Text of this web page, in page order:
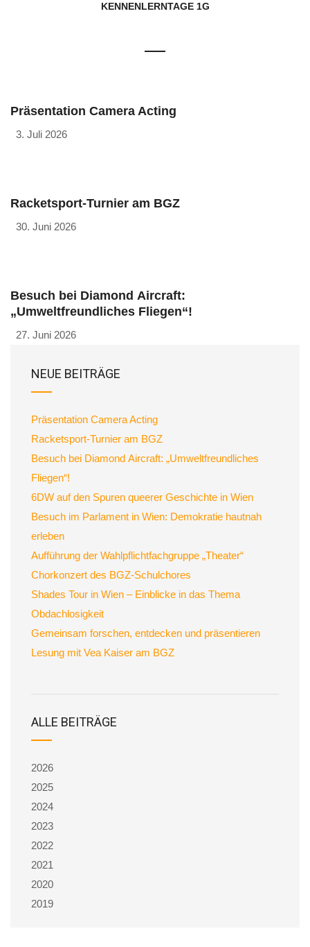
KENNENLERNTAGE 1G
Präsentation Camera Acting
3. Juli 2026
Racketsport-Turnier am BGZ
30. Juni 2026
Besuch bei Diamond Aircraft:
„Umweltfreundliches Fliegen“!
27. Juni 2026
NEUE BEITRÄGE
Präsentation Camera Acting
Racketsport-Turnier am BGZ
Besuch bei Diamond Aircraft: „Umweltfreundliches
Fliegen“!
6DW auf den Spuren queerer Geschichte in Wien
Besuch im Parlament in Wien: Demokratie hautnah
erleben
Aufführung der Wahlpflichtfachgruppe „Theater“
Chorkonzert des BGZ-Schulchores
Shades Tour in Wien – Einblicke in das Thema
Obdachlosigkeit
Gemeinsam forschen, entdecken und präsentieren
Lesung mit Vea Kaiser am BGZ
ALLE BEITRÄGE
2026
2025
2024
2023
2022
2021
2020
2019